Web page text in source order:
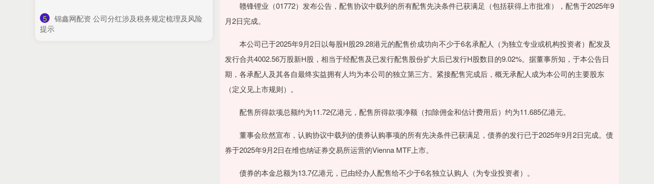
赣锋锂业（01772）发布公告，配售协议中载列的所有配售先决条件已获满足（包括获得上市批准），配售于2025年9
月2日完成。
本公司已于2025年9月2日以每股H股29.28港元的配售价成功向不少于6名承配人（为独立专业或机构投资者）配发及
发行合共4002.56万股新H股，相当于经配售及已发行配售股份扩大后已发行H股数目的9.02%。据董事所知，于本公告日
期，各承配人及其各自最终实益拥有人均为本公司的独立第三方。紧接配售完成后，概无承配人成为本公司的主要股东
（定义见上市规则）。
配售所得款项总额约为11.72亿港元，配售所得款项净额（扣除佣金和估计费用后）约为11.685亿港元。
董事会欣然宣布，认购协议中载列的债券认购事项的所有先决条件已获满足，债券的发行已于2025年9月2日完成。债
券于2025年9月2日在维也纳证券交易所运营的Vienna MTF上市。
债券的本金总额为13.7亿港元，已由经办人配售给不少于6名独立认购人（为专业投资者）。
5
​锦鑫网配资 公司分红涉及税务规定梳理及风险
提示